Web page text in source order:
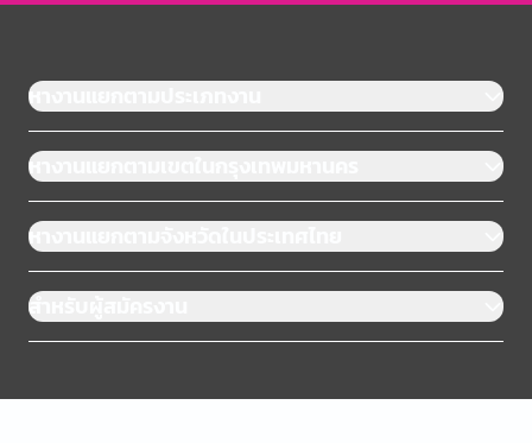
หางานแยกตามประเภทงาน
หางานแยกตามเขตในกรุงเทพมหานคร
หางานแยกตามจังหวัดในประเทศไทย
สำหรับผู้สมัครงาน